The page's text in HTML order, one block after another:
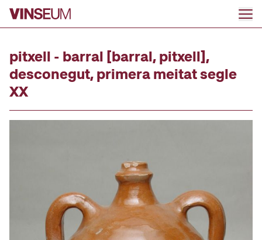
Anar al contingut
pitxell - barral [barral, pitxell],
desconegut, primera meitat segle
XX